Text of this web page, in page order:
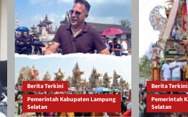
Berita Terkini
Pemerintah Kabupaten Lampung
Selatan
Berita Terkini
Pemerintah
Selatan